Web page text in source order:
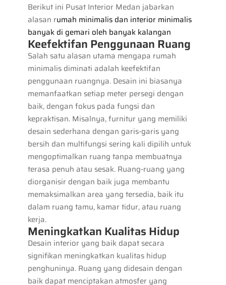
Berikut ini Pusat Interior Medan jabarkan
alasan rumah minimalis dan interior minimalis
banyak di gemari oleh banyak kalangan
Keefektifan Penggunaan Ruang
Salah satu alasan utama mengapa rumah
minimalis diminati adalah keefektifan
penggunaan ruangnya. Desain ini biasanya
memanfaatkan setiap meter persegi dengan
baik, dengan fokus pada fungsi dan
kepraktisan. Misalnya, furnitur yang memiliki
desain sederhana dengan garis-garis yang
bersih dan multifungsi sering kali dipilih untuk
mengoptimalkan ruang tanpa membuatnya
terasa penuh atau sesak. Ruang-ruang yang
diorganisir dengan baik juga membantu
memaksimalkan area yang tersedia, baik itu
dalam ruang tamu, kamar tidur, atau ruang
kerja.
Meningkatkan Kualitas Hidup
Desain interior yang baik dapat secara
signifikan meningkatkan kualitas hidup
penghuninya. Ruang yang didesain dengan
baik dapat menciptakan atmosfer yang